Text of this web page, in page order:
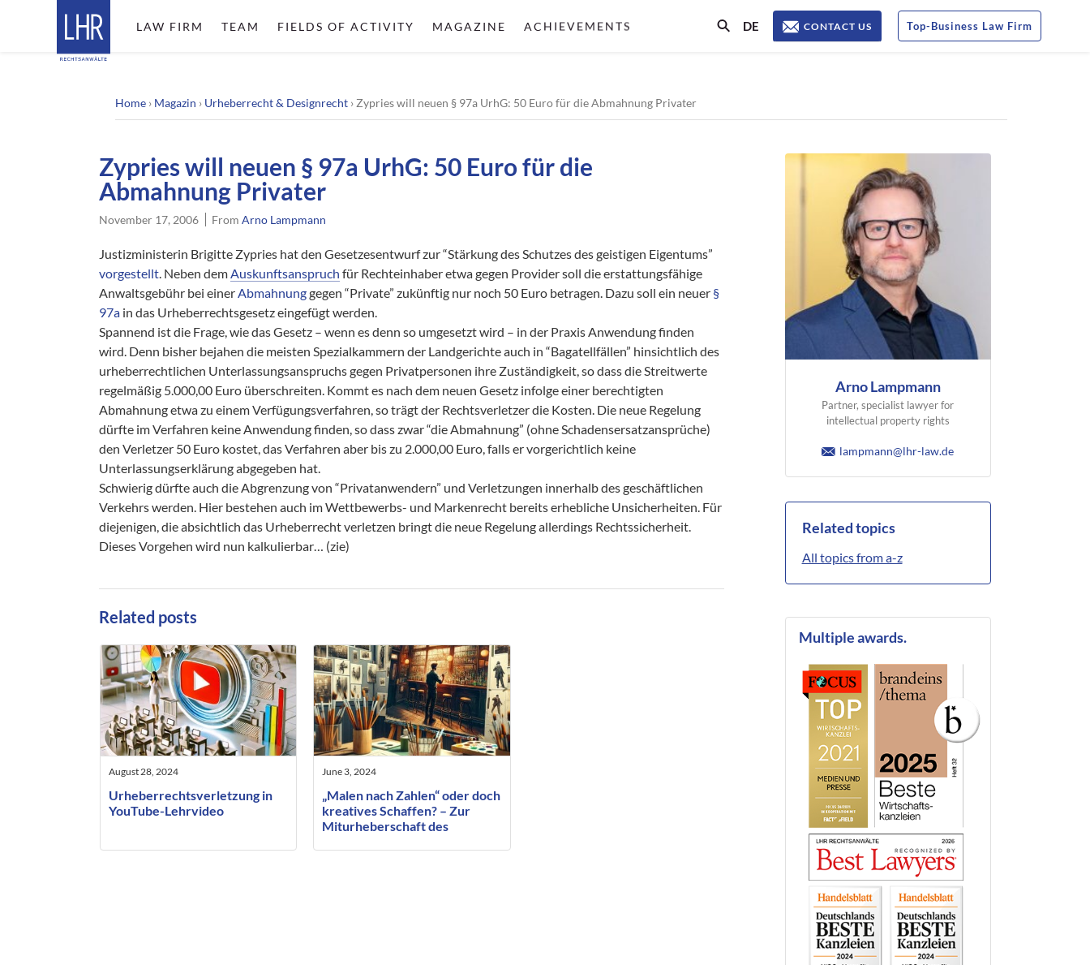
Top-Business Law Firm
CONTACT US
LAW FIRM TEAM FIELDS OF ACTIVITY MAGAZINE ACHIEVEMENTS DE
Home › Magazin › Urheberrecht & Designrecht › Zypries will neuen § 97a UrhG: 50 Euro für die Abmahnung Privater
Zypries will neuen § 97a UrhG: 50 Euro für die
Abmahnung Privater
November 17, 2006 FromArno Lampmann
Justizministerin Brigitte Zypries hat den Gesetzesentwurf zur “Stärkung des Schutzes des geistigen Eigentums”
vorgestellt. Neben demAuskunftsanspruch für Rechteinhaber etwa gegen Provider soll die erstattungsfähige
Anwaltsgebühr bei einerAbmahnunggegen “Private” zukünftig nur noch 50 Euro betragen. Dazu soll ein neuer §
97a in das Urheberrechtsgesetz eingefügt werden.
Spannend ist die Frage, wie das Gesetz – wenn es denn so umgesetzt wird – in der Praxis Anwendung finden
wird. Denn bisher bejahen die meisten Spezialkammern der Landgerichte auch in “Bagatellfällen” hinsichtlich des
urheberrechtlichen Unterlassungsanspruchs gegen Privatpersonen ihre Zuständigkeit, so dass die Streitwerte
regelmäßig 5.000,00 Euro überschreiten. Kommt es nach dem neuen Gesetz infolge einer berechtigten
Abmahnung etwa zu einem Verfügungsverfahren, so trägt der Rechtsverletzer die Kosten. Die neue Regelung
dürfte im Verfahren keine Anwendung finden, so dass zwar “die Abmahnung” (ohne Schadensersatzansprüche)
den Verletzer 50 Euro kostet, das Verfahren aber bis zu 2.000,00 Euro, falls er vorgerichtlich keine
Unterlassungserklärung abgegeben hat.
Schwierig dürfte auch die Abgrenzung von “Privatanwendern” und Verletzungen innerhalb des geschäftlichen
Verkehrs werden. Hier bestehen auch im Wettbewerbs- und Markenrecht bereits erhebliche Unsicherheiten. Für
diejenigen, die absichtlich das Urheberrecht verletzen bringt die neue Regelung allerdings Rechtssicherheit.
Dieses Vorgehen wird nun kalkulierbar… (zie)
Related posts
August 28, 2024
Urheberrechtsverletzung in
YouTube-Lehrvideo
June 3, 2024
„Malen nach Zahlen“ oder doch
kreatives Schaffen? – Zur
Miturheberschaft des
Arno Lampmann
Partner, specialist lawyer for
intellectual property rights
lampmann@lhr-law.de
Related topics
All topics from a-z
Multiple awards.